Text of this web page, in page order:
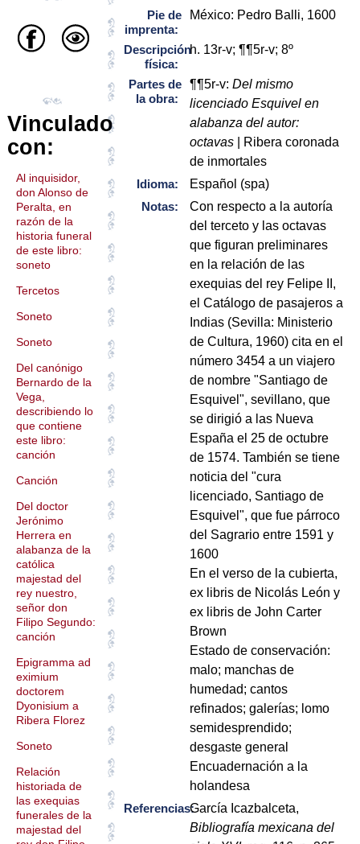
Vinculado
con:
Al inquisidor,
don Alonso de
Peralta, en
razón de la
historia funeral
de este libro:
soneto
Tercetos
Soneto
Soneto
Del canónigo
Bernardo de la
Vega,
describiendo lo
que contiene
este libro:
canción
Canción
Del doctor
Jerónimo
Herrera en
alabanza de la
católica
majestad del
rey nuestro,
señor don
Filipo Segundo:
canción
Epigramma ad
eximium
doctorem
Dyonisium a
Ribera Florez
Soneto
Relación
historiada de
las exequias
funerales de la
majestad del
Pie de
imprenta:
México: Pedro Balli, 1600
Descripción
física:
h. 13r-v; ¶¶5r-v; 8º
Partes de
la obra:
¶¶5r-v:Del mismo
licenciado Esquivel en
alabanza del autor:
octavas | Ribera coronada
de inmortales
Idioma:
Español (spa)
Notas:
Con respecto a la autoría
del terceto y las octavas
que figuran preliminares
en la relación de las
exequias del rey Felipe II,
el Catálogo de pasajeros a
Indias (Sevilla: Ministerio
de Cultura, 1960) cita en el
número 3454 a un viajero
de nombre "Santiago de
Esquivel", sevillano, que
se dirigió a las Nueva
España el 25 de octubre
de 1574. También se tiene
noticia del "cura
licenciado, Santiago de
Esquivel", que fue párroco
del Sagrario entre 1591 y
1600
En el verso de la cubierta,
ex libris de Nicolás León y
ex libris de John Carter
Brown
Estado de conservación:
malo; manchas de
humedad; cantos
refinados; galerías; lomo
semidesprendido;
desgaste general
Encuadernación a la
holandesa
Referencias:García Icazbalceta,
Bibliografía mexicana del